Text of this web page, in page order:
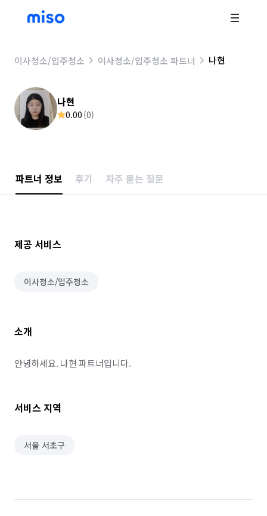
이사청소/입주청소 이사청소/입주청소 파트너 나현
나현
0.00 (0)
파트너 정보 후기 자주 묻는 질문
제공 서비스
이사청소/입주청소
소개
안녕하세요. 나현 파트너입니다.
서비스 지역
서울 서초구